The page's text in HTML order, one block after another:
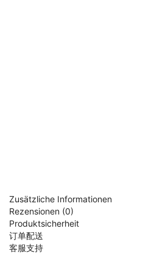
Zusätzliche Informationen
Rezensionen (0)
Produktsicherheit
订单配送
客服支持